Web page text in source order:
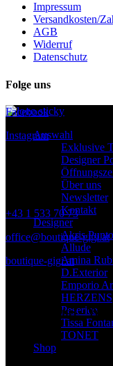
Auswahl
Exklusive
Designer
Über uns
Newsletter
Kontakt
Designer
Akris Punto
Allude
Amina
D.Exterior
Emporio
HERZENS
Peserico
Tissa
TONET
Shop
Impressum
Versandkosten/
AGB
Widerruf
Datenschutz
Folge uns
Facebook
Instagram
+43 1 533 70 73
office@boutique-gigi.at
boutique-gigi.at
Zahlungsmittel –